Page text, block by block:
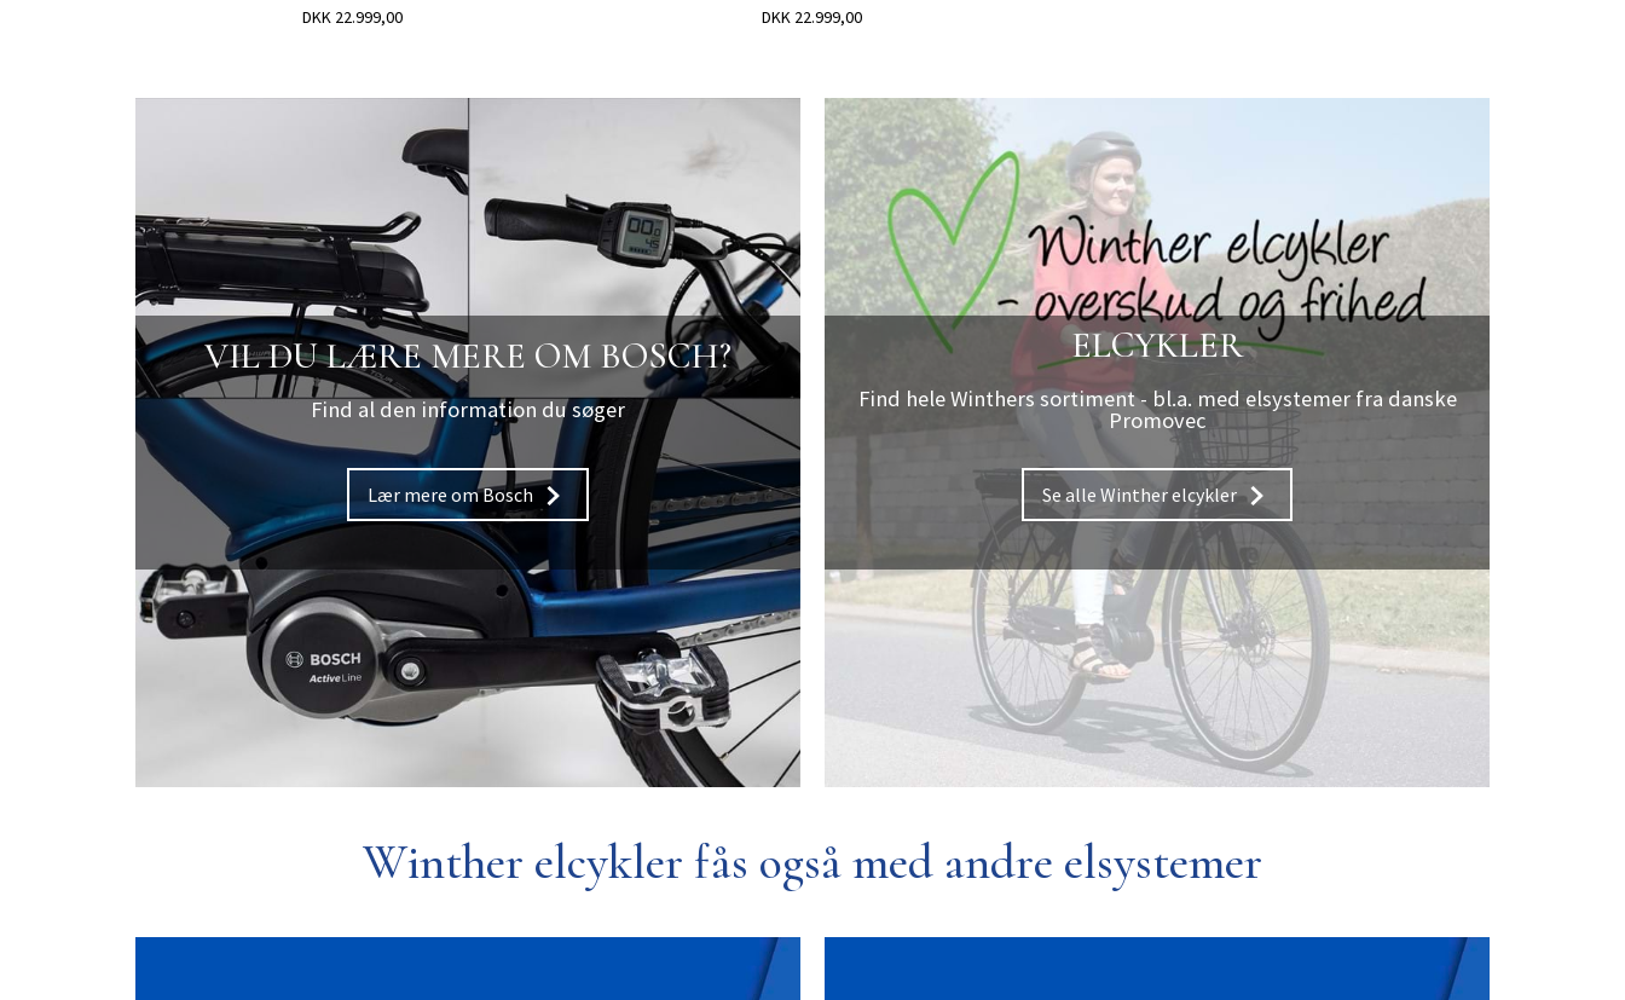
DKK 22.999,00 DKK 22.999,00
VIL DU LÆRE MERE OM BOSCH?
Find al den information du søger
Lær mere om Bosch
ELCYKLER
Find hele Winthers sortiment - bl.a. med elsystemer fra danske
Promovec
Se alle Winther elcykler
Winther elcykler fås også med andre elsystemer